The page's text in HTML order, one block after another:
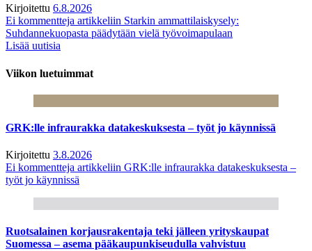
Kirjoitettu 6.8.2026
Ei kommentteja artikkeliin Starkin ammattilaiskysely:
Suhdannekuopasta päädytään vielä työvoimapulaan
Lisää uutisia
Viikon luetuimmat
GRK:lle infraurakka datakeskuksesta – työt jo käynnissä
Kirjoitettu 3.8.2026
Ei kommentteja artikkeliin GRK:lle infraurakka datakeskuksesta –
työt jo käynnissä
Ruotsalainen korjausrakentaja teki jälleen yrityskaupat
Suomessa – asema pääkaupunkiseudulla vahvistuu